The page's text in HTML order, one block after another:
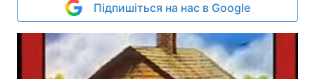
Підпишіться на нас в Google